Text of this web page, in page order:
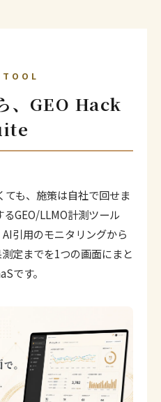
TOOL
、GEO Hack
も、施策は自社で回せま
GEO/LLMO計測ツール
引用のモニタリングから
定までを1つの画面にまと
です。